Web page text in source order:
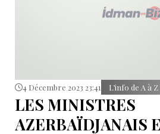
4 Décembre 2023 23:41 L’info de A à
LES MINISTRES
AZERBAÏDJANAIS